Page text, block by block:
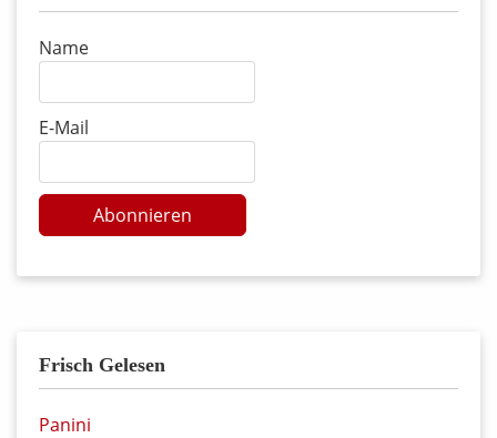
Name
E-Mail
Abonnieren
Frisch Gelesen
Panini